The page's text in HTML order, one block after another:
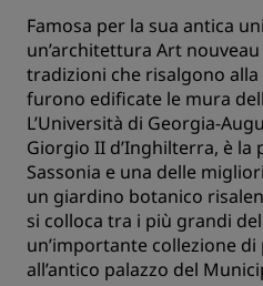
Famosa per la sua antica
un’architettura Art
tradizioni che risalgono alla
furono edificate le mura
L’Università di Georgia-
Giorgio II d’Inghilterra, è la
Sassonia e una delle
un giardino botanico
si colloca tra i più grandi
un’importante collezione
all’antico palazzo del